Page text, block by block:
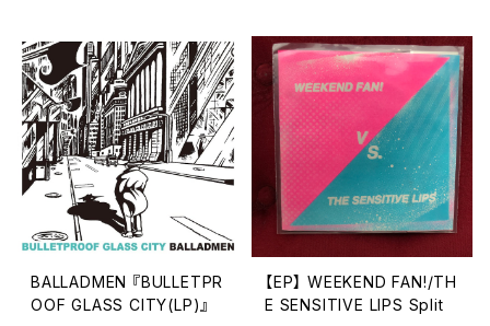
BALLADMEN 『BULLETPR
OOF GLASS CITY(LP)』
【EP】 WEEKEND FAN!/TH
E SENSITIVE LIPS Split